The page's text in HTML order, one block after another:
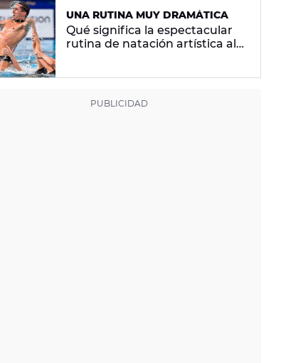
UNA RUTINA MUY DRAMÁTICA
Qué significa la espectacular
rutina de natación artística al